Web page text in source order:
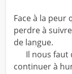
Face à la peur
perdre à
de langue.
Il nous faut
continuer à